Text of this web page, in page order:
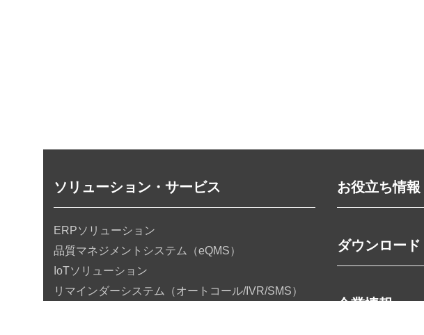
ソリューション・サービス
ERPソリューション
品質マネジメントシステム（eQMS）
IoTソリューション
リマインダーシステム（オートコール/IVR/SMS）
お役立ち情報
ダウンロード
企業情報